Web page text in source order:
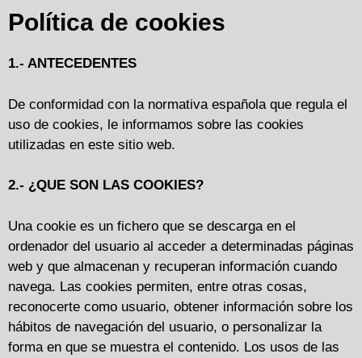
Política de cookies
1.- ANTECEDENTES
De conformidad con la normativa española que regula el
uso de cookies, le informamos sobre las cookies
utilizadas en este sitio web.
2.- ¿QUE SON LAS COOKIES?
Una cookie es un fichero que se descarga en el
ordenador del usuario al acceder a determinadas páginas
web y que almacenan y recuperan información cuando
navega. Las cookies permiten, entre otras cosas,
reconocerte como usuario, obtener información sobre los
hábitos de navegación del usuario, o personalizar la
forma en que se muestra el contenido. Los usos de las